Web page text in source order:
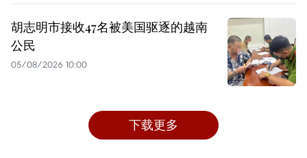
胡志明市接收47名被美国驱逐的越南
公民
05/08/2026 10:00
下载更多